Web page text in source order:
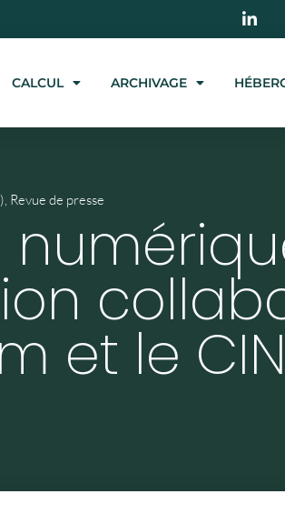
CALCUL ARCHIVAGE
, Revue de presse
et le